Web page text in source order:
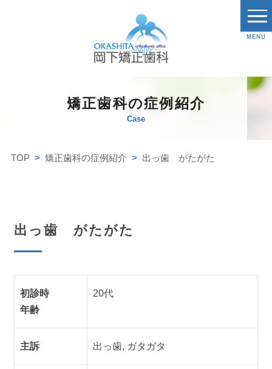
MENU
矯正歯科の症例紹介
Case
TOP 矯正歯科の症例紹介 出っ歯 がたがた
出っ歯 がたがた
初診時
年齢
20代
主訴 出っ歯, ガタガタ